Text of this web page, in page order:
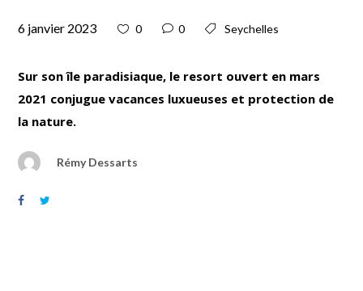
6 janvier 2023 0 0 Seychelles
Sur son île paradisiaque, le resort ouvert en mars
2021 conjugue vacances luxueuses et protection de
la nature.
Rémy Dessarts